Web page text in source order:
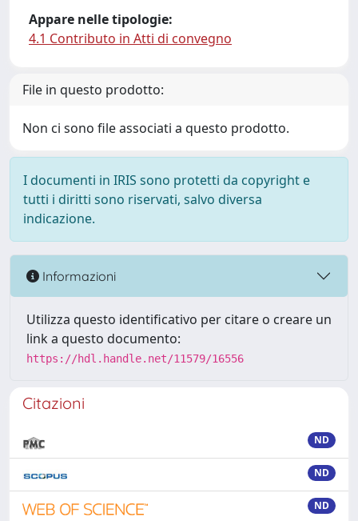
Appare nelle tipologie:
4.1 Contributo in Atti di convegno
File in questo prodotto:
Non ci sono file associati a questo prodotto.
I documenti in IRIS sono protetti da copyright e
tutti i diritti sono riservati, salvo diversa
indicazione.
Informazioni
Utilizza questo identificativo per citare o creare un
link a questo documento:
https://hdl.handle.net/11579/16556
Citazioni
ND
ND
ND